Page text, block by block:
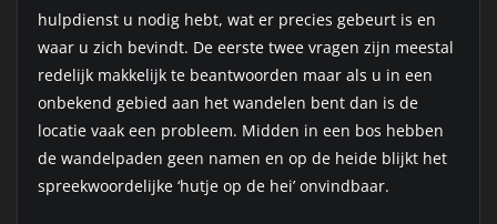
hulpdienst u nodig hebt, wat er precies gebeurt is en
waar u zich bevindt. De eerste twee vragen zijn meestal
redelijk makkelijk te beantwoorden maar als u in een
onbekend gebied aan het wandelen bent dan is de
locatie vaak een probleem. Midden in een bos hebben
de wandelpaden geen namen en op de heide blijkt het
spreekwoordelijke ‘hutje op de hei’ onvindbaar.